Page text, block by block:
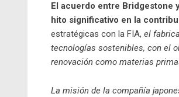
El acuerdo entre Bridgestone
hito significativo en la
estratégicas con la FIA, el
tecnologías sostenibles, con el
renovación como materias
La misión de la compañía